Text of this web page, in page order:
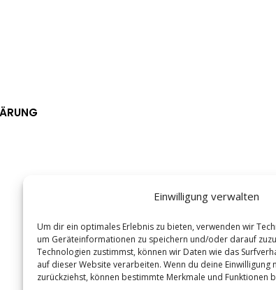
Einwilligung verwalten
Um dir ein optimales Erlebnis zu bieten, verwenden wir
um Geräteinformationen zu speichern und/oder darauf
Technologien zustimmst, können wir Daten wie das
auf dieser Website verarbeiten. Wenn du deine Einwilligung
zurückziehst, können bestimmte Merkmale und Funktionen